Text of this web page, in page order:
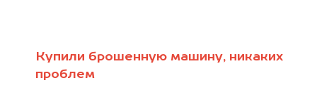
Купили брошенную машину, никаких
проблем